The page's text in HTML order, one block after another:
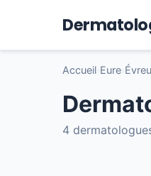
Accueil Eure
4